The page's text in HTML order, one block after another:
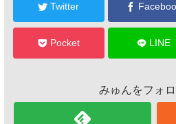
Twitter
Pocket LINE
みゅんをフォ